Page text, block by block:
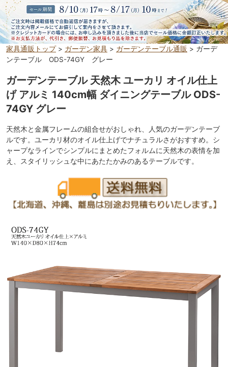
家具通販トップ> ガーデン家具 > ガーデンテーブル通販 > ガーデ
ンテーブル ODS-74GY グレー
ガーデンテーブル 天然木 ユーカリ オイル仕上
げ アルミ 140cm幅 ダイニングテーブル ODS-
74GY グレー
天然木と金属フレームの組合せがおしゃれ、人気のガーデンテーブ
ルです。ユーカリ材のオイル仕上げでナチュラルさがおすすめ。シ
ャープなラインでシンプルにまとめたフォルムに天然木の表情を加
え、スタイリッシュな中にあたたかみのあるテーブルです。